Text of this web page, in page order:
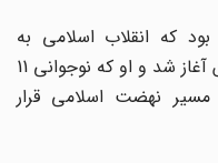
که انقلاب اسلامی به
رهبری امام خمینی(ره) در سال 1341ش آغاز شد و او که نوجوانی 11
نهضت اسلامی قرار